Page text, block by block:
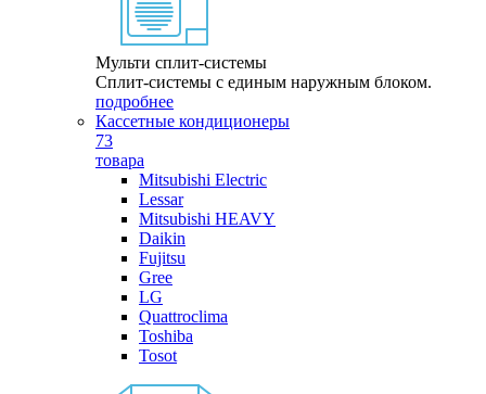
Мульти сплит-системы
Сплит-системы с единым наружным блоком.
подробнее
Кассетные кондиционеры
73
товара
Mitsubishi Electric
Lessar
Mitsubishi HEAVY
Daikin
Fujitsu
Gree
LG
Quattroclima
Toshiba
Tosot